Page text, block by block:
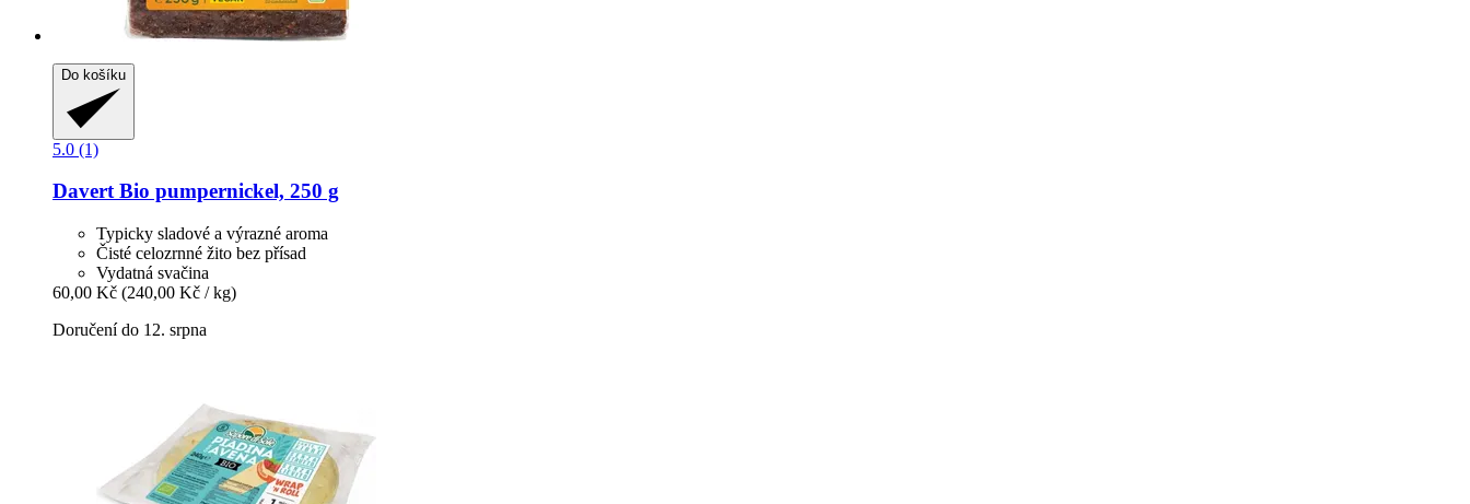
Do košíku
5.0 (1)
DavertBio pumpernickel, 250 g
Typicky sladové a výrazné aroma
Čisté celozrnné žito bez přísad
Vydatná svačina
60,00 Kč (240,00 Kč / kg)
Doručení do 12. srpna